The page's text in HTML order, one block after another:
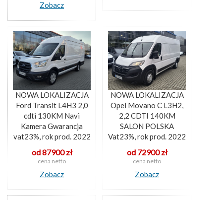
Zobacz
NOWA LOKALIZACJA
Ford Transit L4H3 2,0
cdti 130KM Navi
Kamera Gwarancja
vat23%, rok prod. 2022
od 87900 zł
cena netto
Zobacz
NOWA LOKALIZACJA
Opel Movano C L3H2,
2,2 CDTI 140KM
SALON POLSKA
Vat23%, rok prod. 2022
od 72900 zł
cena netto
Zobacz